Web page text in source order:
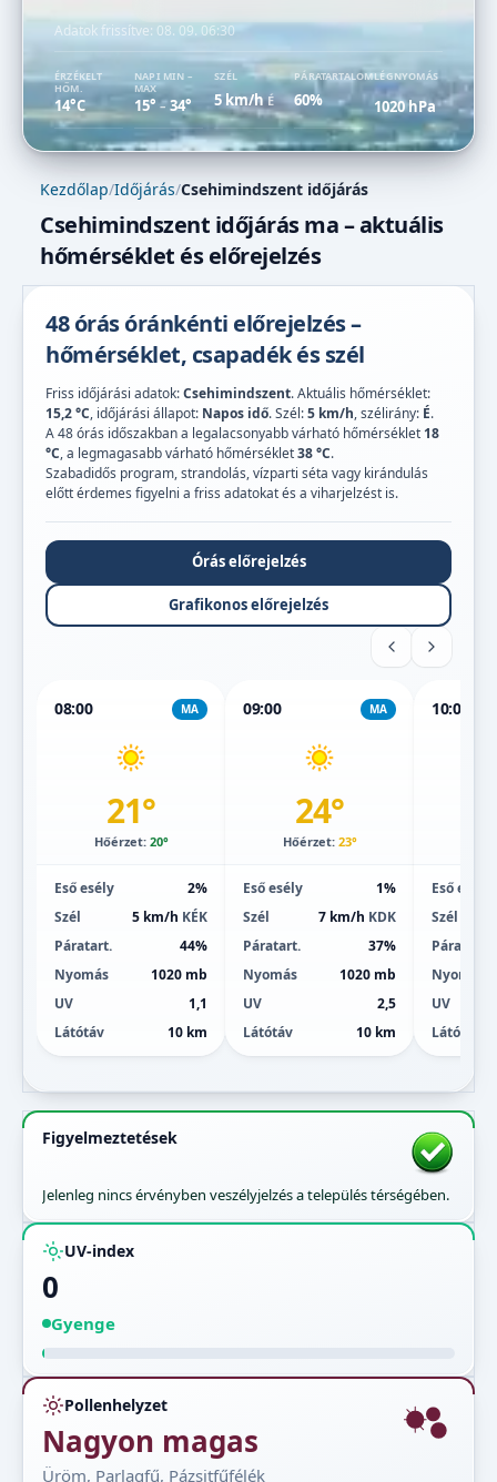
Adatok frissítve: 08. 09. 06:30
ÉRZÉKELT
HŐM.
14°C
NAPI MIN –
MAX
15° –34°
SZÉL
5 km/hÉ
PÁRATARTALOM
60%
LÉGNYOMÁS
1020 hPa
Kezdőlap/Időjárás/Csehimindszent időjárás
Csehimindszent időjárás ma – aktuális
hőmérséklet és előrejelzés
48 órás óránkénti előrejelzés –
hőmérséklet, csapadék és szél
Friss időjárási adatok:Csehimindszent. Aktuális hőmérséklet:
15,2 °C, időjárási állapot: Napos idő. Szél:5 km/h, szélirány: É.
A 48 órás időszakban a legalacsonyabb várható hőmérséklet 18
°C, a legmagasabb várható hőmérséklet38 °C.
Szabadidős program, strandolás, vízparti séta vagy kirándulás
előtt érdemes figyelni a friss adatokat és a viharjelzést is.
Órás előrejelzés
Grafikonos előrejelzés
08:00 MA
21°
Hőérzet: 20°
Eső esély
2%
Szél
5 km/h KÉK
Páratart.
44%
Nyomás
1020 mb
UV
1,1
Látótáv
10 km
09:00 MA
24°
Hőérzet: 23°
Eső esély
1%
Szél
7 km/h KDK
Páratart.
37%
Nyomás
1020 mb
UV
2,5
Látótáv
10 km
10:00
Eső esély
Szél
Páratart.
Nyomás
UV
Látótáv
Figyelmeztetések
Jelenleg nincs érvényben veszélyjelzés a település térségében.
UV-index
0
Gyenge
Pollenhelyzet
Nagyon magas
Üröm, Parlagfű, Pázsitfűfélék